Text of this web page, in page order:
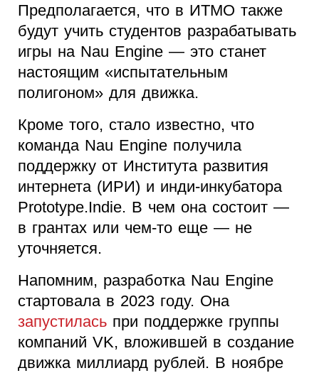
Предполагается, что в ИТМО также
будут учить студентов разрабатывать
игры на Nau Engine — это станет
настоящим «испытательным
полигоном» для движка.
Кроме того, стало известно, что
команда Nau Engine получила
поддержку от Института развития
интернета (ИРИ) и инди-инкубатора
Prototype.Indie. В чем она состоит —
в грантах или чем-то еще — не
уточняется.
Напомним, разработка Nau Engine
стартовала в 2023 году. Она
запустилась при поддержке группы
компаний VK, вложившей в создание
движка миллиард рублей. В ноябре